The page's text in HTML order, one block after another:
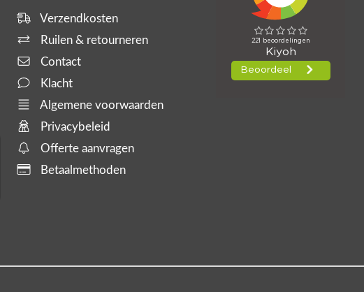
Verzendkosten
Ruilen & retourneren
Contact
Klacht
Algemene voorwaarden
Privacybeleid
Offerte aanvragen
Betaalmethoden